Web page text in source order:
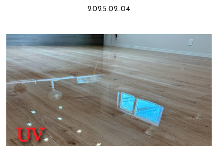
2025.02.04